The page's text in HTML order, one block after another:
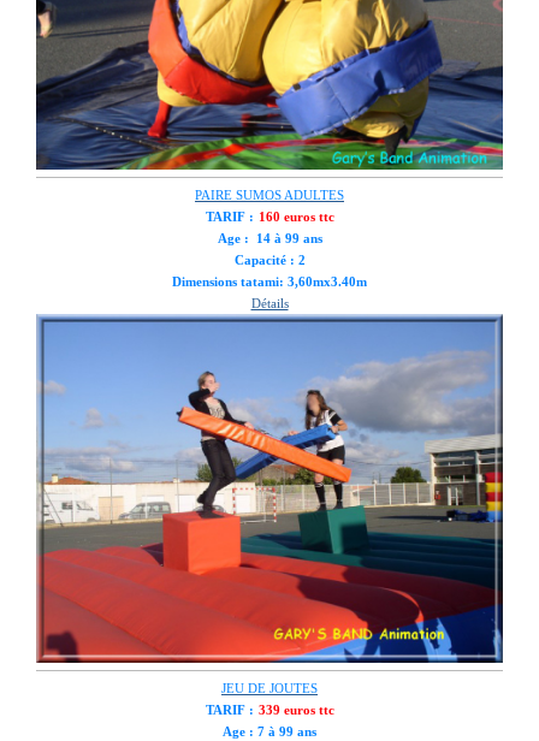
PAIRE SUMOS ADULTES
TARIF : 160 euros ttc
Age : 14 à 99 ans
Capacité : 2
Dimensions tatami: 3,60mx3.40m
Détails
JEU DE JOUTES
TARIF : 339 euros ttc
Age : 7 à 99 ans